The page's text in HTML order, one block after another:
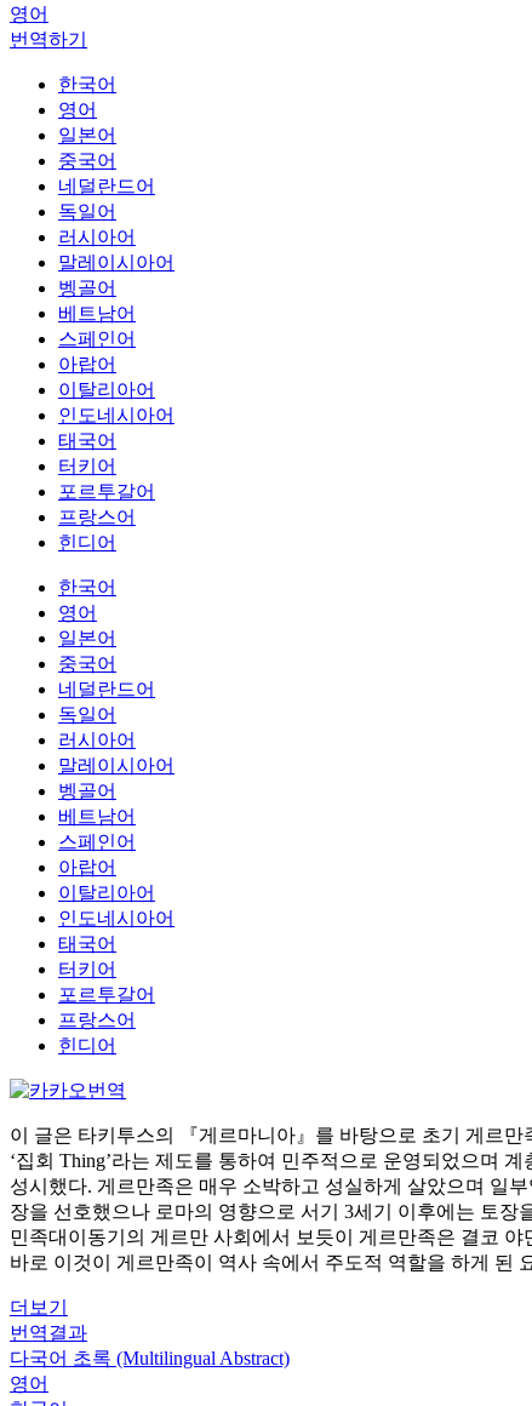
영어
번역하기
한국어
영어
일본어
중국어
네덜란드어
독일어
러시아어
말레이시아어
벵골어
베트남어
스페인어
아랍어
이탈리아어
인도네시아어
태국어
터키어
포르투갈어
프랑스어
힌디어
한국어
영어
일본어
중국어
네덜란드어
독일어
러시아어
말레이시아어
벵골어
베트남어
스페인어
아랍어
이탈리아어
인도네시아어
태국어
터키어
포르투갈어
프랑스어
힌디어
이 글은 타키투스의 『게르마니아』를 바탕으로 초기 게르
‘집회 Thing’라는 제도를 통하여 민주적으로 운영되었으며
성시했다. 게르만족은 매우 소박하고 성실하게 살았으며 일
장을 선호했으나 로마의 영향으로 서기 3세기 이후에는 토장
민족대이동기의 게르만 사회에서 보듯이 게르만족은 결코
바로 이것이 게르만족이 역사 속에서 주도적 역할을 하게 된
더보기
번역결과
다국어 초록 (Multilingual Abstract)
영어